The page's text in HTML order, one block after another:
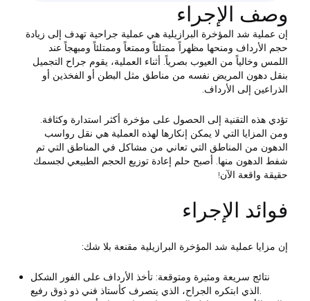
وصف الإجراء
إن عملية شد المؤخرة البرازيلية هي عملية جراحية تهدف إلى زيادة
حجم الأرداف ومنحها مظهراً ممتلئاً وممتعاً وممتلئاً ومبهجاً عند
اللمس وخالياً من العيوب بصرياً. أثناء العملية، يقوم جراح التجميل
بنقل دهون المريض نفسه من مناطق مثل البطن أو الفخذين أو
الذراعين إلى الأرداف.
تؤدي هذه التقنية إلى الحصول على مؤخرة أكثر استدارة وكثافة.
ومن المزايا التي لا يمكن إنكارها لهذه العملية هي نقل رواسب
الدهون من المناطق التي تعاني من مشاكل في المناطق التي تم
شفط الدهون منها. أصبح حلم إعادة توزيع الحجم الطبيعي لجسمك
حقيقة واقعة الآن!
فوائد الإجراء
إن مزايا عملية شد المؤخرة البرازيلية مقنعة بلا شك:
نتائج سريعة ومثيرة ومتوقعة: تأخذ الأرداف على الفور الشكل
الذي ابتكره الجراح، الذي يتصرف كأستاذ فني ذو ذوق رفيع.